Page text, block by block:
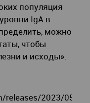
популяция
IgA в
можно
чтобы
и исходы».
releases/2023/05/